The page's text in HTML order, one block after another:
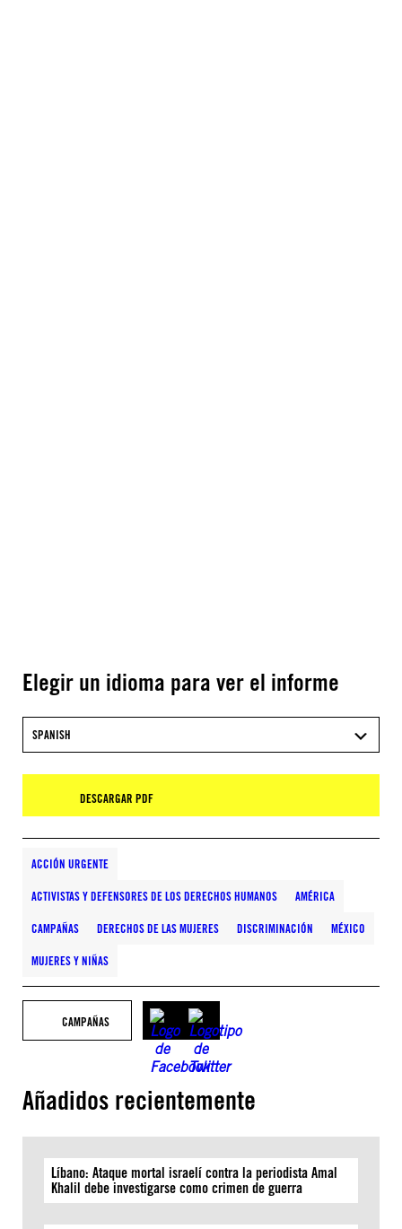
Elegir un idioma para ver el informe
SPANISH
DESCARGAR PDF
ACCIÓN URGENTE
ACTIVISTAS Y DEFENSORES DE LOS DERECHOS HUMANOS AMÉRICA
CAMPAÑAS DERECHOS DE LAS MUJERES DISCRIMINACIÓN MÉXICO
MUJERES Y NIÑAS
CAMPAÑAS
Añadidos recientemente
Líbano: Ataque mortal israelí contra la periodista Amal
Khalil debe investigarse como crimen de guerra